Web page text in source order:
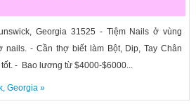
Georgia 31525 - Tiệm Nails ở vùng
nails. - Cần thợ biết làm Bột, Dip, Tay Chân
- Bao lương từ $4000-$6000...
, Georgia»